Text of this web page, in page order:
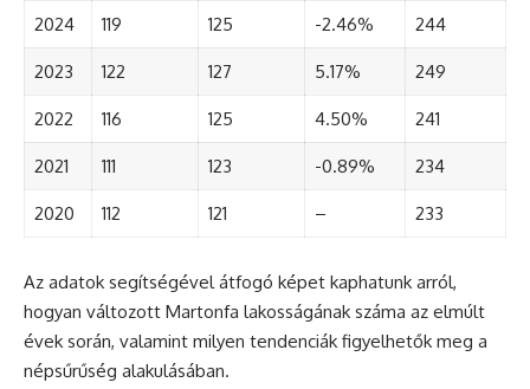
2024 119 125 -2.46% 244
2023 122 127 5.17% 249
2022 116 125 4.50% 241
2021 111 123 -0.89% 234
2020 112 121 – 233
Az adatok segítségével átfogó képet kaphatunk arról,
hogyan változott Martonfa lakosságának száma az elmúlt
évek során, valamint milyen tendenciák figyelhetők meg a
népsűrűség alakulásában.